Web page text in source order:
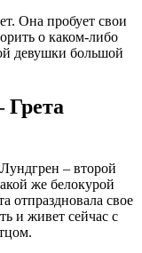
Она пробует свои
о каком-либо
девушки большой
Грета
– второй
же белокурой
отпраздновала свое
и живет сейчас с